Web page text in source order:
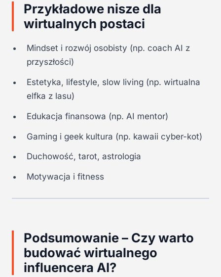
Przykładowe nisze dla
wirtualnych postaci
Mindset i rozwój osobisty (np. coach AI z
przyszłości)
Estetyka, lifestyle, slow living (np. wirtualna
elfka z lasu)
Edukacja finansowa (np. AI mentor)
Gaming i geek kultura (np. kawaii cyber-kot)
Duchowość, tarot, astrologia
Motywacja i fitness
Podsumowanie – Czy warto
budować wirtualnego
influencera AI?